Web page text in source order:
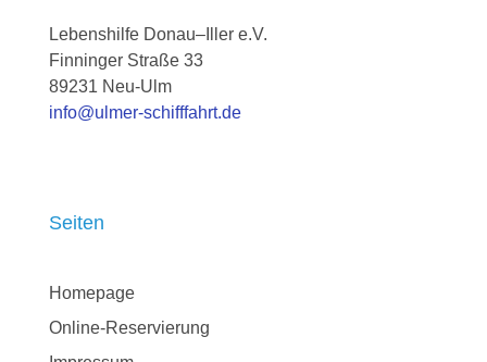
Lebenshilfe Donau–Iller e.V.
Finninger Straße 33
89231 Neu-Ulm
info@ulmer-schifffahrt.de
Seiten
Homepage
Online-Reservierung